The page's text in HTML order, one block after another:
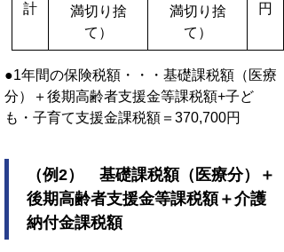
計
満切り捨
て）
満切り捨
て）
円
●1年間の保険税額・・・基礎課税額（医療
分）＋後期高齢者支援金等課税額+子ど
も・子育て支援金課税額＝370,700円
（例2） 基礎課税額（医療分）＋
後期高齢者支援金等課税額＋介護
納付金課税額